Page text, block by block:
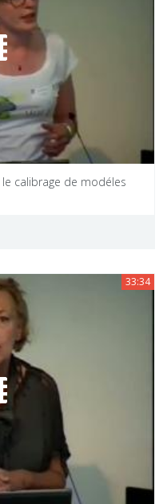
calibrage de modéles
33:34